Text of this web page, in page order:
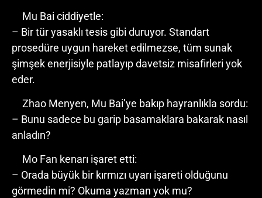
Mu Bai ciddiyetle:
– Bir tür yasaklı tesis gibi duruyor. Standart
prosedüre uygun hareket edilmezse, tüm sunak
şimşek enerjisiyle patlayıp davetsiz misafirleri yok
eder.
Zhao Menyen, Mu Bai’ye bakıp hayranlıkla sordu:
– Bunu sadece bu garip basamaklara bakarak nasıl
anladın?
Mo Fan kenarı işaret etti:
– Orada büyük bir kırmızı uyarı işareti olduğunu
görmedin mi? Okuma yazman yok mu?